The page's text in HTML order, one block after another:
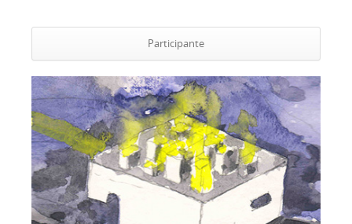
Participante